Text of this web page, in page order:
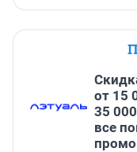
от 15
35
все